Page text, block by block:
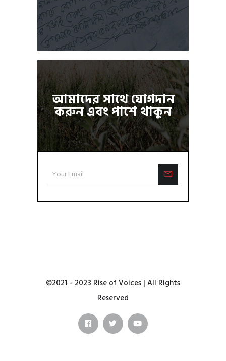
আমাদের সাথে যোগদান
করুন এবং পাশে থাকুন
©2021 - 2023 Rise of Voices | All Rights
Reserved